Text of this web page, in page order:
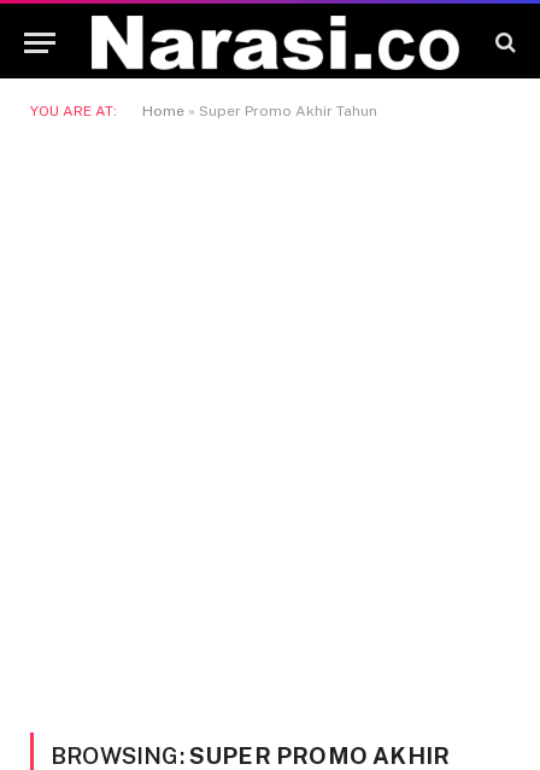
YOU ARE AT: Home » Super Promo Akhir Tahun
BROWSING:SUPER PROMO AKHIR